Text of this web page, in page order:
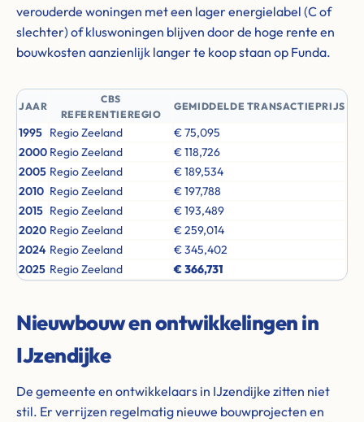
verouderde woningen met een lager energielabel (C of
slechter) of kluswoningen blijven door de hoge rente en
bouwkosten aanzienlijk langer te koop staan op Funda.
JAAR
CBS
REFERENTIEREGIO
GEMIDDELDE TRANSACTIEPRIJS
1995 Regio Zeeland
€ 75,095
2000 Regio Zeeland
€ 118,726
2005 Regio Zeeland
€ 189,534
2010 Regio Zeeland
€ 197,788
2015 Regio Zeeland
€ 193,489
2020 Regio Zeeland
€ 259,014
2024 Regio Zeeland
€ 345,402
2025 Regio Zeeland € 366,731
Nieuwbouw en ontwikkelingen in
IJzendijke
De gemeente en ontwikkelaars in IJzendijke zitten niet
stil. Er verrijzen regelmatig nieuwe bouwprojecten en